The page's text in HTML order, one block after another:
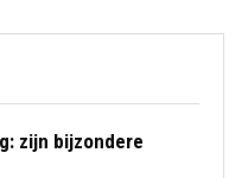
zijn bijzondere